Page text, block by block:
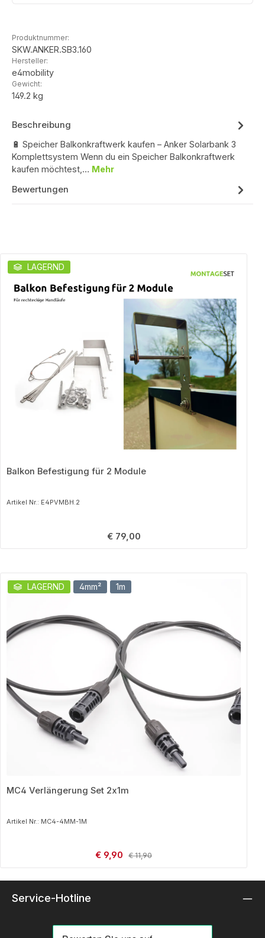
Produktnummer:
SKW.ANKER.SB3.160
Hersteller:
e4mobility
Gewicht:
149.2 kg
Beschreibung
🔋 Speicher Balkonkraftwerk kaufen – Anker Solarbank 3
Komplettsystem Wenn du ein Speicher Balkonkraftwerk
kaufen möchtest,… Mehr
Bewertungen
Produktgalerie überspringen
LAGERND
Balkon Befestigung für 2 Module
Artikel Nr.: E4PVMBH.2
Regulärer Preis:
€ 79,00
Produktgalerie überspringen
LAGERND 4mm² 1m
MC4 Verlängerung Set 2x1m
Artikel Nr.: MC4-4MM-1M
Verkaufspreis:
€ 9,90 Regulärer Preis:
€ 11,90
Service-Hotline